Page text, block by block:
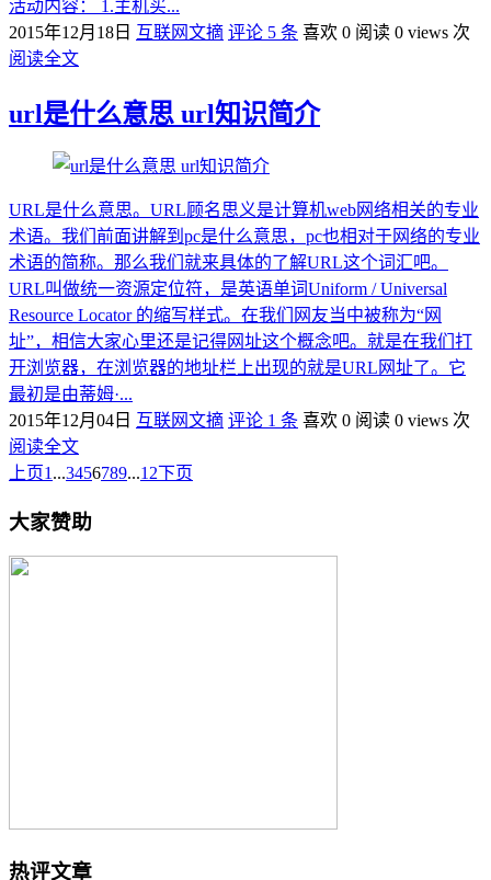
活动内容： 1.主机买...
2015年12月18日 互联网文摘 评论 5 条 喜欢 0 阅读 0 views 次
阅读全文
url是什么意思 url知识简介
URL是什么意思。URL顾名思义是计算机web网络相关的专业
术语。我们前面讲解到pc是什么意思，pc也相对于网络的专业
术语的简称。那么我们就来具体的了解URL这个词汇吧。
URL叫做统一资源定位符，是英语单词Uniform / Universal
Resource Locator 的缩写样式。在我们网友当中被称为“网
址”，相信大家心里还是记得网址这个概念吧。就是在我们打
开浏览器，在浏览器的地址栏上出现的就是URL网址了。它
最初是由蒂姆·...
2015年12月04日
互联网文摘 评论 1 条 喜欢 0 阅读 0 views 次
阅读全文
上页1...3456789...12 下页
大家赞助
热评文章